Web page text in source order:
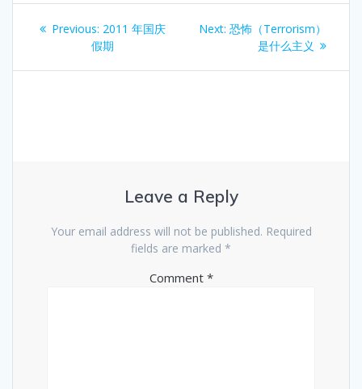
Post
navigation
Previous: Previous
post:
2011 年国庆
假期
Next: Next
恐怖（Terrorism）
是什么主义
Leave a Reply
Your email address will not be published. Required
fields are marked *
Comment *